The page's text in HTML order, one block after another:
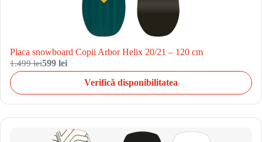
Placa snowboard Copii Arbor Helix 20/21 – 120 cm
1.499 lei599 lei
Verifică disponibilitatea